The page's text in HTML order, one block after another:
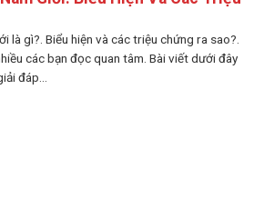
là gì?. Biểu hiện và các triệu chứng ra sao?.
các bạn đọc quan tâm. Bài viết dưới đây
đáp...